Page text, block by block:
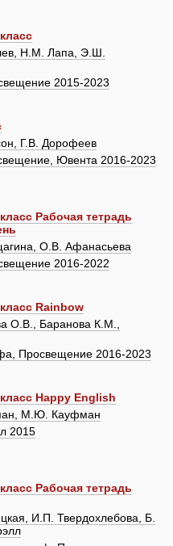
Н.М. Лапа, Э.Ш.
2015-2023
Г.В. Дорофеев
Ювента 2016-2023
Рабочая тетрадь
О.В. Афанасьева
2016-2022
Rainbow
О.В., Баранова К.М.,
Просвещение 2016-2023
Happy English
М.Ю. Кауфман
2015
Рабочая тетрадь
И.П. Твердохлебова, Б.